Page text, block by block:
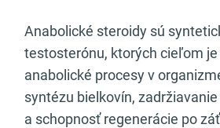
Anabolické steroidy sú
testosterónu, ktorých cieľom
anabolické procesy v
syntézu bielkovín,
a schopnosť regenerácie po